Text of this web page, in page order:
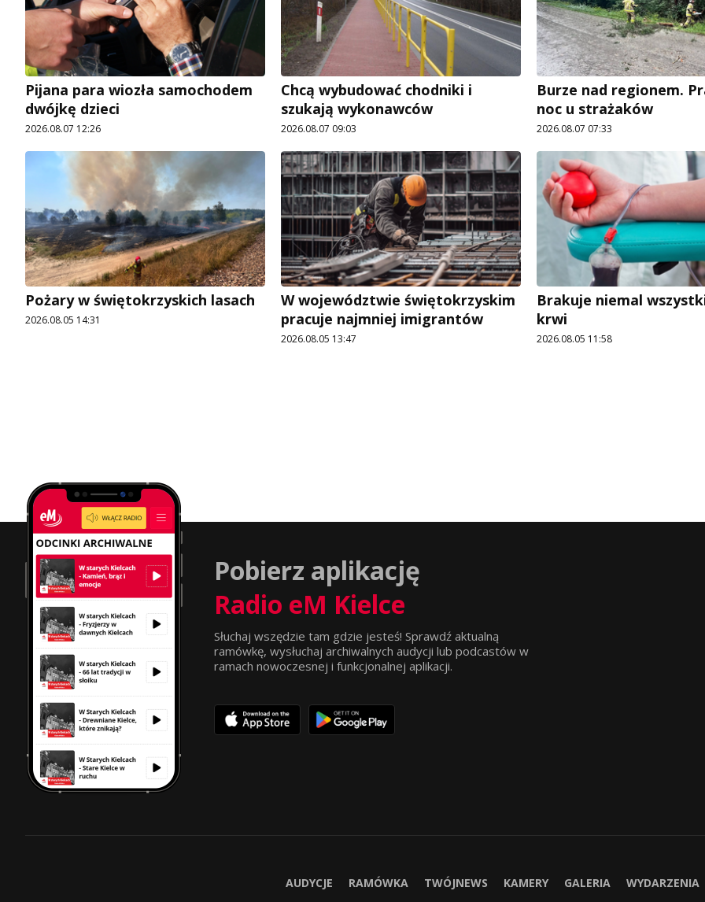
Pijana para wiozła samochodem
dwójkę dzieci
2026.08.07 12:26
Chcą wybudować chodniki i
szukają wykonawców
2026.08.07 09:03
Burze nad regionem.
noc u strażaków
2026.08.07 07:33
Pożary w świętokrzyskich lasach
2026.08.05 14:31
W województwie świętokrzyskim
pracuje najmniej imigrantów
2026.08.05 13:47
Brakuje niemal
krwi
2026.08.05 11:58
Pobierz aplikację
Radio eM Kielce
Słuchaj wszędzie tam gdzie jesteś! Sprawdź aktualną
ramówkę, wysłuchaj archiwalnych audycji lub podcastów w
ramach nowoczesnej i funkcjonalnej aplikacji.
AUDYCJE RAMÓWKA TWÓJNEWS KAMERY GALERIA WYDARZENIA